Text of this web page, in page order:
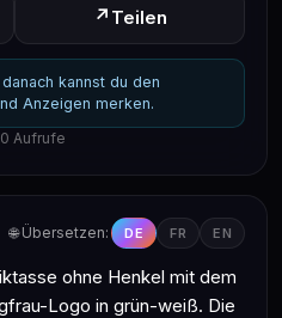
↗ Teilen
kannst du den
Anzeigen merken.
Aufrufe
🌐 Übersetzen: DE FR EN
ohne Henkel mit dem
Logo in grün-weiß. Die